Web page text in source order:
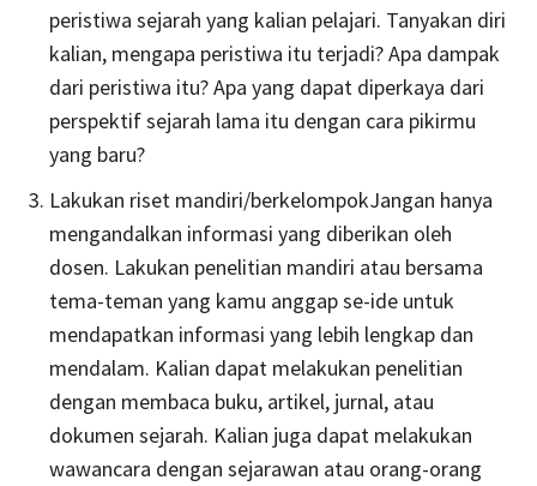
peristiwa sejarah yang kalian pelajari. Tanyakan diri
kalian, mengapa peristiwa itu terjadi? Apa dampak
dari peristiwa itu? Apa yang dapat diperkaya dari
perspektif sejarah lama itu dengan cara pikirmu
yang baru?
Lakukan riset mandiri/berkelompokJangan hanya
mengandalkan informasi yang diberikan oleh
dosen. Lakukan penelitian mandiri atau bersama
tema-teman yang kamu anggap se-ide untuk
mendapatkan informasi yang lebih lengkap dan
mendalam. Kalian dapat melakukan penelitian
dengan membaca buku, artikel, jurnal, atau
dokumen sejarah. Kalian juga dapat melakukan
wawancara dengan sejarawan atau orang-orang